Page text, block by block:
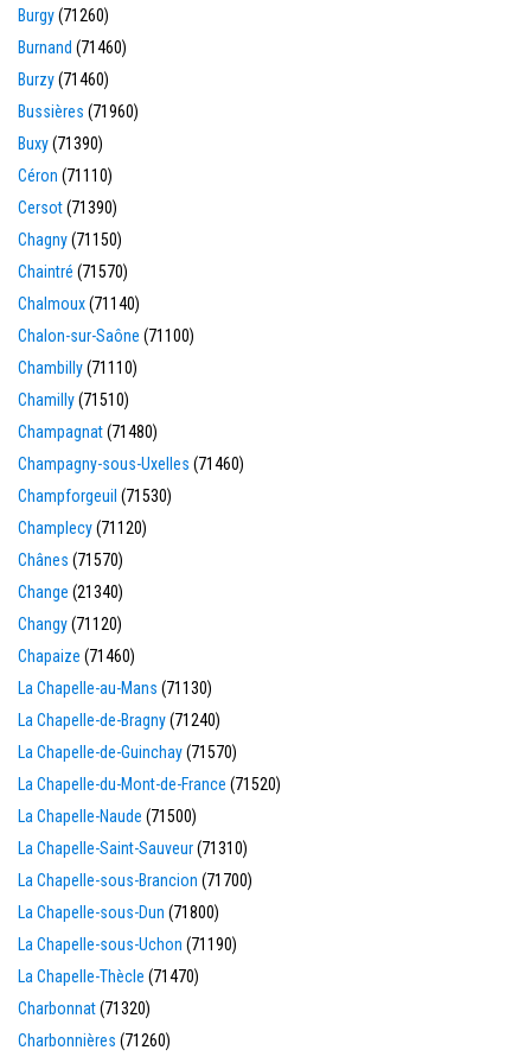
Burgy(71260)
Burnand (71460)
Burzy(71460)
Bussières (71960)
Buxy(71390)
Céron (71110)
Cersot(71390)
Chagny(71150)
Chaintré (71570)
Chalmoux(71140)
Chalon-sur-Saône (71100)
Chambilly(71110)
Chamilly(71510)
Champagnat(71480)
Champagny-sous-Uxelles (71460)
Champforgeuil (71530)
Champlecy(71120)
Chânes (71570)
Change (21340)
Changy(71120)
Chapaize (71460)
La Chapelle-au-Mans (71130)
La Chapelle-de-Bragny(71240)
La Chapelle-de-Guinchay(71570)
La Chapelle-du-Mont-de-France (71520)
La Chapelle-Naude (71500)
La Chapelle-Saint-Sauveur(71310)
La Chapelle-sous-Brancion (71700)
La Chapelle-sous-Dun (71800)
La Chapelle-sous-Uchon (71190)
La Chapelle-Thècle (71470)
Charbonnat(71320)
Charbonnières (71260)